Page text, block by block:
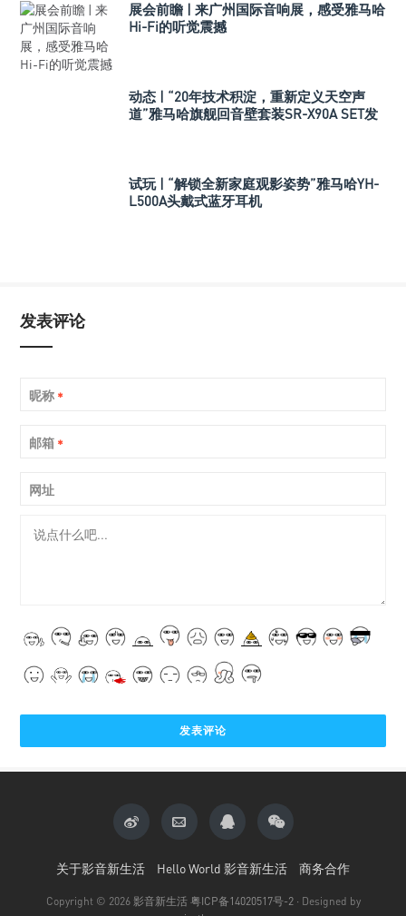
展会前瞻 | 来广州国际音响展，感受雅马哈
Hi-Fi的听觉震撼
动态 | “20年技术积淀，重新定义天空声
道”雅马哈旗舰回音壁套装SR-X90A SET发
试玩 | “解锁全新家庭观影姿势”雅马哈YH-
L500A头戴式蓝牙耳机
发表评论
昵称 *
邮箱 *
网址
关于影音新生活 Hello World 影音新生活 商务合作
Copyright © 2026 影音新生活 粤ICP备14020517号-2 · Designed by